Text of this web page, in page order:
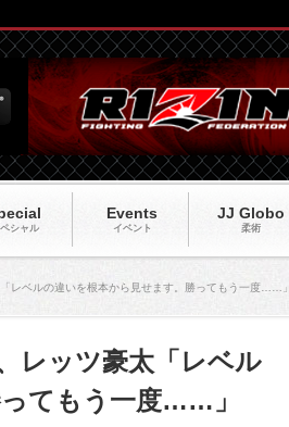
シャル
Events
イベント
JJ Globo
柔術
レベルの違いを根本から見せます。勝ってもう一度……」
レッツ豪太「レベル
てもう一度……」